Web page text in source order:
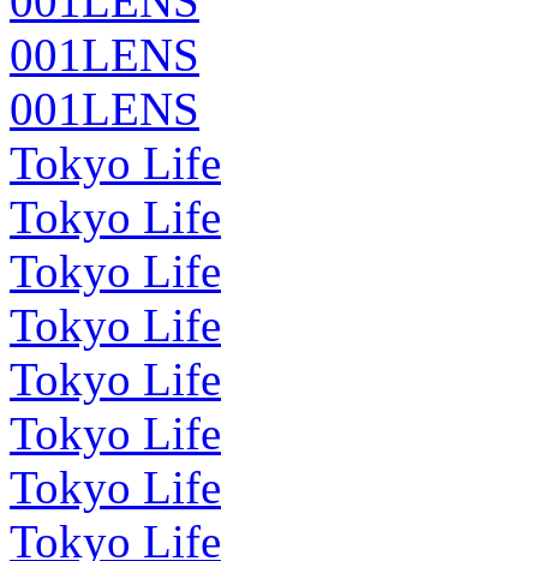
001LENS
001LENS
Tokyo Life
Tokyo Life
Tokyo Life
Tokyo Life
Tokyo Life
Tokyo Life
Tokyo Life
Tokyo Life